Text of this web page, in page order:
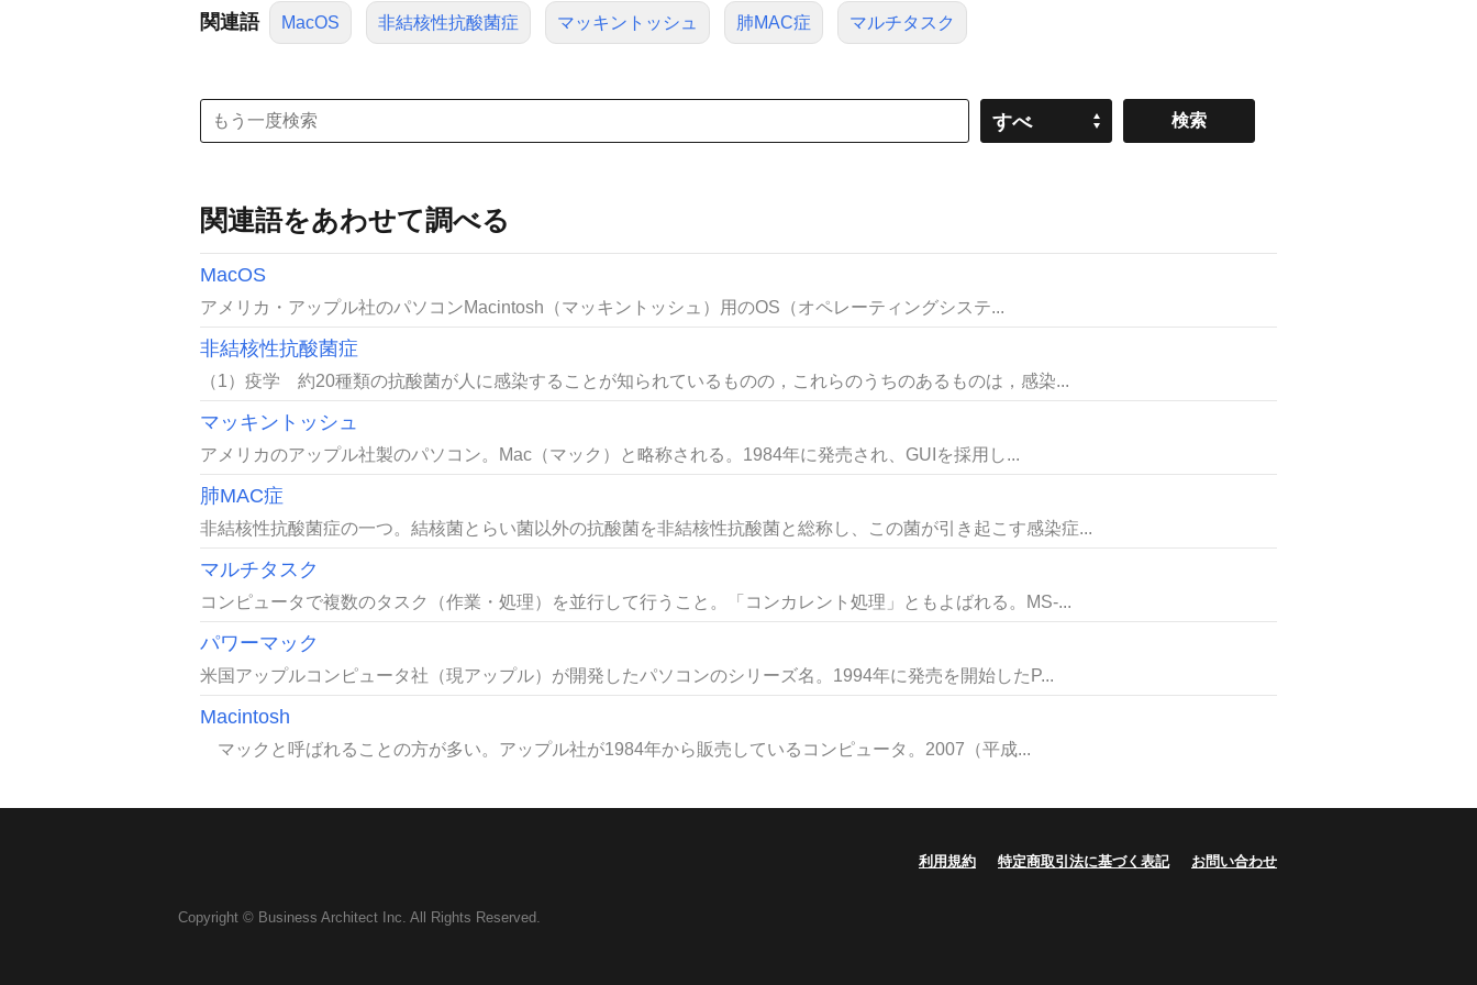
関連語 MacOS 非結核性抗酸菌症 マッキントッシュ 肺MAC症 マルチタスク
すべ
関連語をあわせて調べる
MacOS
アメリカ・アップル社のパソコンMacintosh（マッキントッシュ）用のOS（オペレーティングシステ...
非結核性抗酸菌症
（1）疫学 約20種類の抗酸菌が人に感染することが知られているものの，これらのうちのあるものは，感染...
マッキントッシュ
アメリカのアップル社製のパソコン。Mac（マック）と略称される。1984年に発売され、GUIを採用し...
肺MAC症
非結核性抗酸菌症の一つ。結核菌とらい菌以外の抗酸菌を非結核性抗酸菌と総称し、この菌が引き起こす感染症...
マルチタスク
コンピュータで複数のタスク（作業・処理）を並行して行うこと。「コンカレント処理」ともよばれる。MS-...
パワーマック
米国アップルコンピュータ社（現アップル）が開発したパソコンのシリーズ名。1994年に発売を開始したP...
Macintosh
マックと呼ばれることの方が多い。アップル社が1984年から販売しているコンピュータ。2007（平成...
利用規約 特定商取引法に基づく表記 お問い合わせ
Copyright © Business Architect Inc. All Rights Reserved.